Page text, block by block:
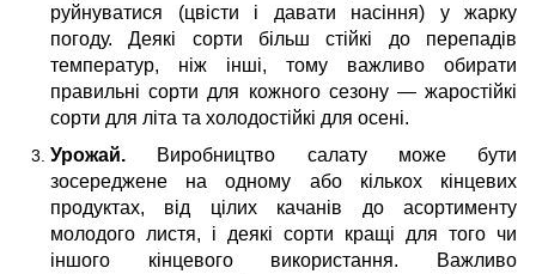
руйнуватися (цвісти і давати насіння) у жарку
погоду. Деякі сорти більш стійкі до перепадів
температур, ніж інші, тому важливо обирати
правильні сорти для кожного сезону — жаростійкі
сорти для літа та холодостійкі для осені.
Урожай. Виробництво салату може бути
зосереджене на одному або кількох кінцевих
продуктах, від цілих качанів до асортименту
молодого листя, і деякі сорти кращі для того чи
іншого кінцевого використання. Важливо